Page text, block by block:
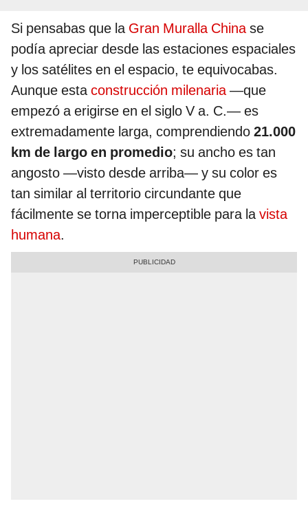
Si pensabas que la Gran Muralla Chinase
podía apreciar desde las estaciones espaciales
y los satélites en el espacio, te equivocabas.
Aunque estaconstrucción milenaria―que
empezó a erigirse en el siglo V a. C.― es
extremadamente larga, comprendiendo 21.000
km de largo en promedio; su ancho es tan
angosto —visto desde arriba— y su color es
tan similar al territorio circundante que
fácilmente se torna imperceptible para lavista
humana.